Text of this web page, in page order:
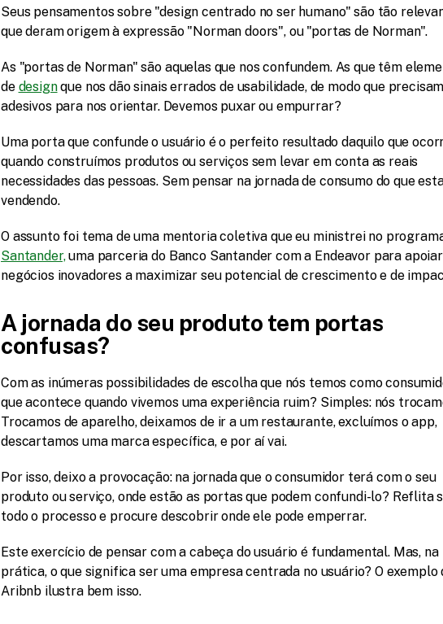
Seus pensamentos sobre "design centrado no ser humano" são tão
que deram origem à expressão "Norman doors", ou "portas de Norman".
As "portas de Norman" são aquelas que nos confundem. As que têm
de design que nos dão sinais errados de usabilidade, de modo que
adesivos para nos orientar. Devemos puxar ou empurrar?
Uma porta que confunde o usuário é o perfeito resultado daquilo que
quando construímos produtos ou serviços sem levar em conta as reais
necessidades das pessoas. Sem pensar na jornada de consumo do que
vendendo.
O assunto foi tema de uma mentoria coletiva que eu ministrei no
Santander, uma parceria do Banco Santander com a Endeavor para apoiar
negócios inovadores a maximizar seu potencial de crescimento e de
A jornada do seu produto tem portas
confusas?
Com as inúmeras possibilidades de escolha que nós temos como
que acontece quando vivemos uma experiência ruim? Simples: nós
Trocamos de aparelho, deixamos de ir a um restaurante, excluímos o app,
descartamos uma marca específica, e por aí vai.
Por isso, deixo a provocação: na jornada que o consumidor terá com o seu
produto ou serviço, onde estão as portas que podem confundi-lo? Reflita
todo o processo e procure descobrir onde ele pode emperrar.
Este exercício de pensar com a cabeça do usuário é fundamental. Mas, na
prática, o que significa ser uma empresa centrada no usuário? O exemplo
Aribnb ilustra bem isso.